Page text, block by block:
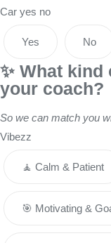
Car yes no
Yes No
✨ What
your coach?
So we can match you
Vibezz
🧘 Calm & Patient
🎯 Motivating &